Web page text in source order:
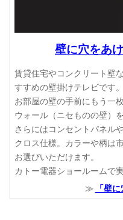
壁に穴をあ
賃貸住宅やコンクリート壁
すすめの壁掛けテレビです。
お部屋の壁の手前にもう一
ウォール（ニセものの壁）
さらにはコンセントパネル
クロス仕様。カラーや柄は
お選びいただけます。
カトー電器ショールームで
「壁